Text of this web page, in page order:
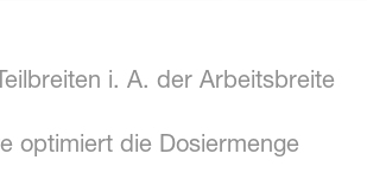
i. A. der Arbeitsbreite
optimiert die Dosiermenge